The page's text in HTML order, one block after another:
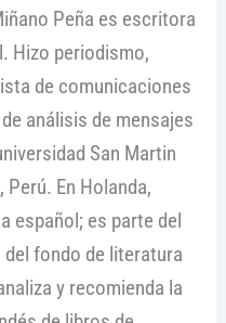
Peña es escritora
Hizo periodismo,
de comunicaciones
análisis de mensajes
San Martin
Perú. En Holanda,
español; es parte del
fondo de literatura
y recomienda la